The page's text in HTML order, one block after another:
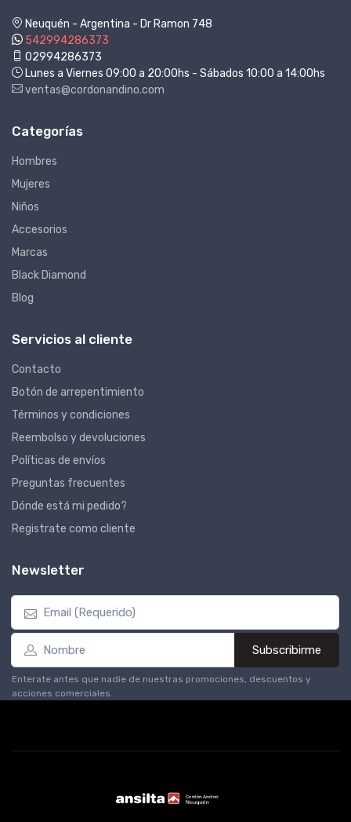
Neuquén - Argentina - Dr Ramon 748
542994286373
02994286373
Lunes a Viernes 09:00 a 20:00hs - Sábados 10:00 a 14:00hs
ventas@cordonandino.com
Categorías
Hombres
Mujeres
Niños
Accesorios
Marcas
Black Diamond
Blog
Servicios al cliente
Contacto
Botón de arrepentimiento
Términos y condiciones
Reembolso y devoluciones
Políticas de envíos
Preguntas frecuentes
Dónde está mi pedido?
Registrate como cliente
Newsletter
Subscribirme
Enterate antes que nadie de nuestras promociones, descuentos y
acciones comerciales.